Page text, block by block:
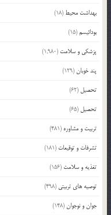
بهداشت محیط (18)
بودائیسم(15)
پزشکی و سلامت (1,980)
پند خوبان(129)
تحصیل (62)
تحصیل (65)
تربیت و مشاوره (481)
تشرفات و توقیعات (181)
تغذیه و سلامت (156)
توصیه های تربیتی (498)
جوان و نوجوان(148)